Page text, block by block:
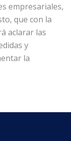
empresariales,
que con la
aclarar las
y
la